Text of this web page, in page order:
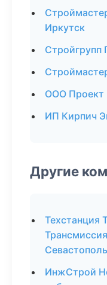
Иркутск
Стройгрупп
ООО Проект
ИП Кирпич
Другие
Техстанция
Севастополь
ИнжСтрой